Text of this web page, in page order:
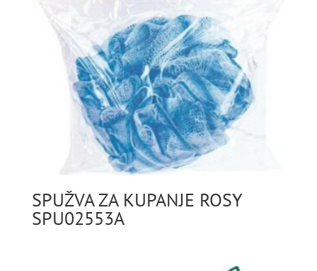
SPUŽVA ZA KUPANJE ROSY
SPU02553A